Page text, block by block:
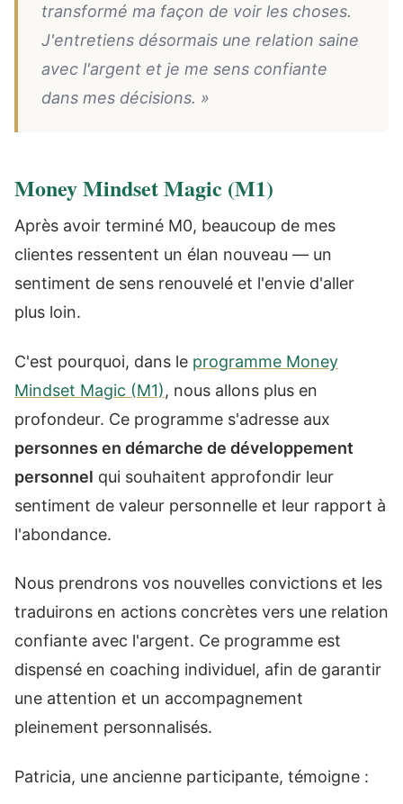
transformé ma façon de voir les choses.
J'entretiens désormais une relation saine
avec l'argent et je me sens confiante
dans mes décisions. »
Money Mindset Magic (M1)
Après avoir terminé M0, beaucoup de mes
clientes ressentent un élan nouveau — un
sentiment de sens renouvelé et l'envie d'aller
plus loin.
C'est pourquoi, dans le programme Money
Mindset Magic (M1), nous allons plus en
profondeur. Ce programme s'adresse aux
personnes en démarche de développement
personnel qui souhaitent approfondir leur
sentiment de valeur personnelle et leur rapport à
l'abondance.
Nous prendrons vos nouvelles convictions et les
traduirons en actions concrètes vers une relation
confiante avec l'argent. Ce programme est
dispensé en coaching individuel, afin de garantir
une attention et un accompagnement
pleinement personnalisés.
Patricia, une ancienne participante, témoigne :